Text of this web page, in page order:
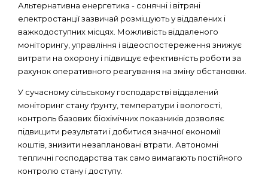
Альтернативна енергетика - сонячні і вітряні
електростанції зазвичай розміщують у віддалених і
важкодоступних місцях. Можливість віддаленого
моніторингу, управління і відеоспостереження знижує
витрати на охорону і підвищує ефективність роботи за
рахунок оперативного реагування на зміну обстановки.
У сучасному сільському господарстві віддалений
моніторинг стану ґрунту, температури і вологості,
контроль базових біохімічних показників дозволяє
підвищити результати і добитися значної економії
коштів, знизити незаплановані втрати. Автономні
тепличні господарства так само вимагають постійного
контролю стану і доступу.